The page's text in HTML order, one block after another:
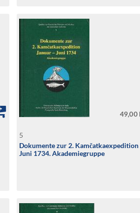
49,00
5
Dokumente zur 2. Kamčatkaexpedition
Juni 1734. Akademiegruppe